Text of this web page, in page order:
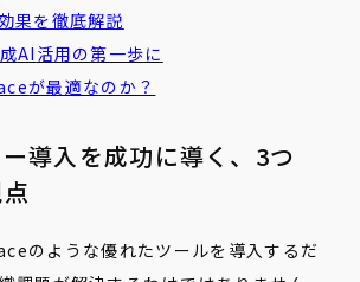
果を徹底解説
AI 活用の第一歩に
が最適なのか？
導入を成功に導く、3つ
のような優れたツールを導入するだ